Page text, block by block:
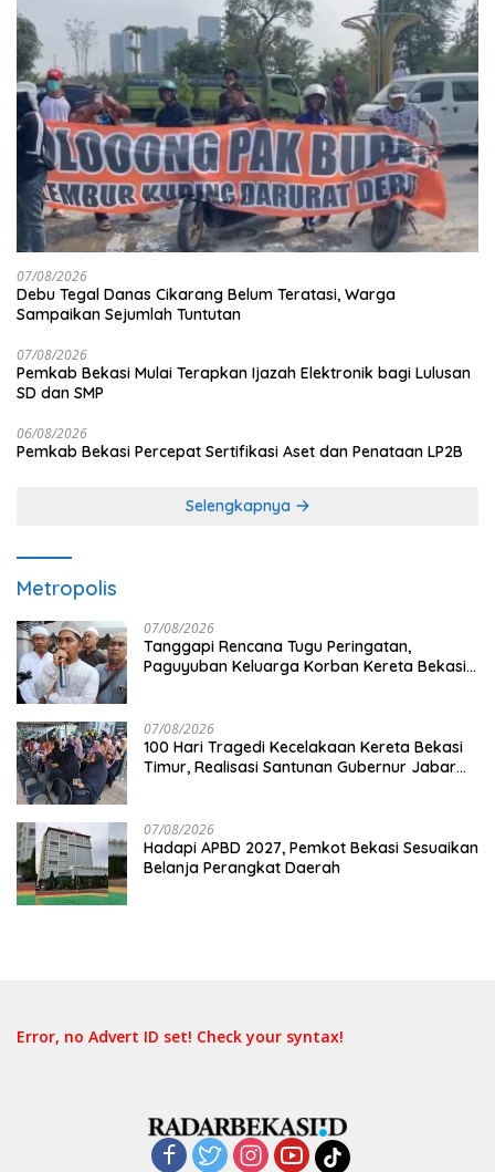
07/08/2026
Debu Tegal Danas Cikarang Belum Teratasi, Warga
Sampaikan Sejumlah Tuntutan
07/08/2026
Pemkab Bekasi Mulai Terapkan Ijazah Elektronik bagi Lulusan
SD dan SMP
06/08/2026
Pemkab Bekasi Percepat Sertifikasi Aset dan Penataan LP2B
Selengkapnya
Metropolis
07/08/2026
Tanggapi Rencana Tugu Peringatan,
Paguyuban Keluarga Korban Kereta Bekasi
07/08/2026
100 Hari Tragedi Kecelakaan Kereta Bekasi
Timur, Realisasi Santunan Gubernur Jabar
07/08/2026
Hadapi APBD 2027, Pemkot Bekasi Sesuaikan
Belanja Perangkat Daerah
Error, no Advert ID set! Check your syntax!